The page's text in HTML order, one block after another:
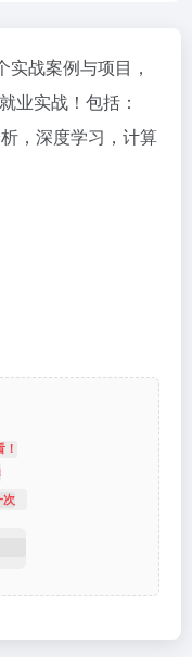
战案例与项目，
业实战！包括：
，深度学习，计算
次